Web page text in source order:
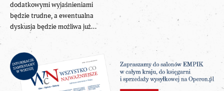
dodatkowymi wyjaśnieniami
będzie trudne, a ewentualna
dyskusja będzie możliwa już...